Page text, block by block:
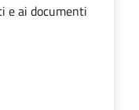
e ai documenti